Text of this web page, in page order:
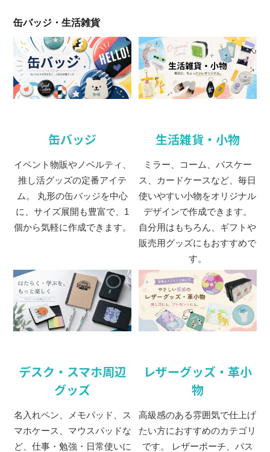
缶バッジ・生活雑貨
缶バッジ
イベント物販やノベルティ、
推し活グッズの定番アイテ
ム。 丸形の缶バッジを中心
に、サイズ展開も豊富で、1
個から気軽に作成できます。
生活雑貨・小物
ミラー、コーム、パスケー
ス、カードケースなど、毎日
使いやすい小物をオリジナル
デザインで作成できます。
自分用はもちろん、ギフトや
販売用グッズにもおすすめで
す。
デスク・スマホ周辺
グッズ
名入れペン、メモパッド、ス
マホケース、マウスパッドな
ど、仕事・勉強・日常使いに
レザーグッズ・革小
物
高級感のある雰囲気で仕上げ
たい方におすすめのカテゴリ
です。 レザーポーチ、パス